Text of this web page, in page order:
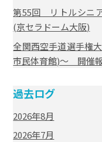
第55回 リトルシニ
(京セラドーム大阪)
全関西空手道選手権
市民体育館)～ 開催
過去ログ
2026年8月
2026年7月